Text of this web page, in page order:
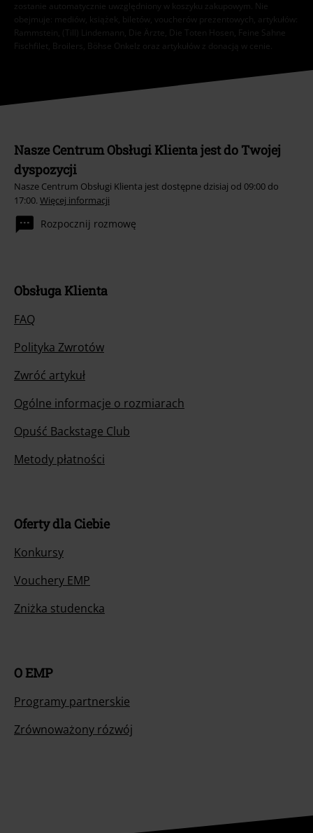
zostanie automatycznie uwzględniony w koszyku zakupowym. Nie
obejmuje: mediów, książek, biletów, voucherów prezentowych, artykułów:
Rammstein, (Till) Lindemann, Die Ärzte, Die Toten Hosen, Feine Sahne
Fischfilet, Broilers, Böhse Onkelz oraz artykułów z donacją w cenie.
Nasze Centrum Obsługi Klienta jest do Twojej
dyspozycji
Nasze Centrum Obsługi Klienta jest dostępne dzisiaj od 09:00 do
17:00. Więcej informacji
Rozpocznij rozmowę
Obsługa Klienta
FAQ
Polityka Zwrotów
Zwróć artykuł
Ogólne informacje o rozmiarach
Opuść Backstage Club
Metody płatności
Oferty dla Ciebie
Konkursy
Vouchery EMP
Zniżka studencka
O EMP
Programy partnerskie
Zrównoważony rózwój